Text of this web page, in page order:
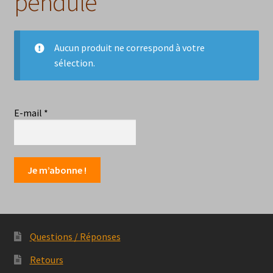
Aucun produit ne correspond à votre
sélection.
E-mail *
Questions / Réponses
Retours